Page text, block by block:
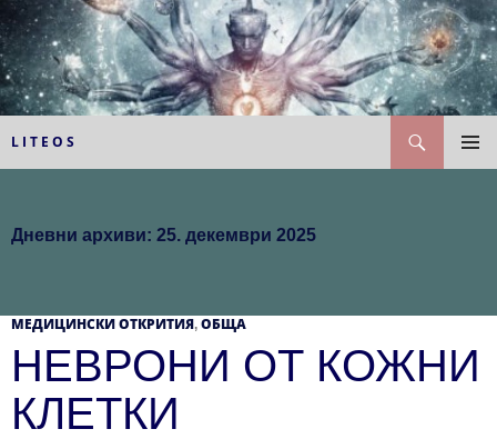
Към
съдържанието
L I T E O S
Дневни архиви: 25. декември 2025
МЕДИЦИНСКИ ОТКРИТИЯ, ОБЩА
НЕВРОНИ ОТ КОЖНИ
КЛЕТКИ